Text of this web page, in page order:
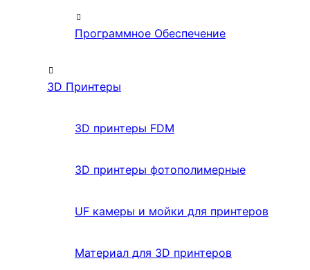
Программное Обеспечение
3D Принтеры
3D принтеры FDM
3D принтеры фотополимерные
UF камеры и мойки для принтеров
Материал для 3D принтеров